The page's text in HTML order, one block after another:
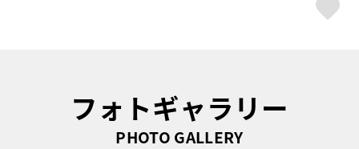
フォトギャラリー
PHOTO GALLERY